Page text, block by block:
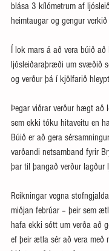
blása 3 kílómetrum af
heimtaugar og gengur
Í lok mars á að vera búið að
ljósleiðaraþræði um svæðið
og verður þá í kjölfarið
Þegar viðrar verður hægt að
sem ekki tóku hitaveitu en
Búið er að gera
varðandi netsamband fyrir
þar til þangað verður lagður
Reikningar vegna
miðjan febrúar – þeir sem
hafa ekki sótt um verða að
ef þeir ætla sér að vera með